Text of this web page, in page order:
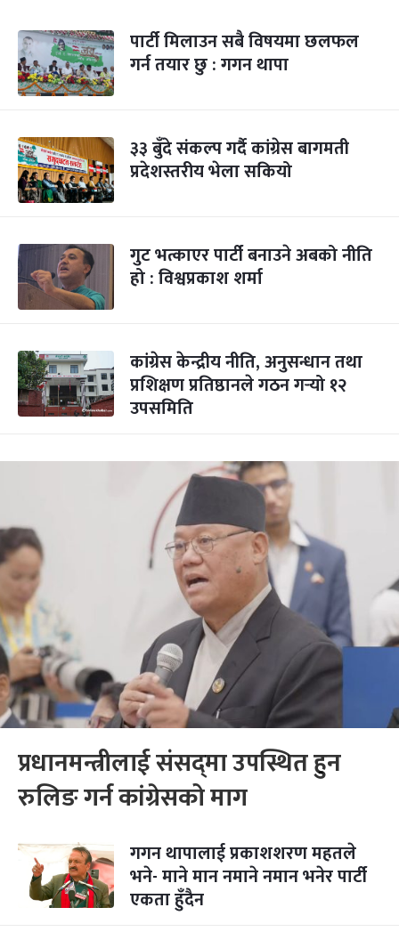
पार्टी मिलाउन सबै विषयमा छलफल
गर्न तयार छु : गगन थापा
३३ बुँदे संकल्प गर्दै कांग्रेस बागमती
प्रदेशस्तरीय भेला सकियो
गुट भत्काएर पार्टी बनाउने अबको नीति
हो : विश्वप्रकाश शर्मा
कांग्रेस केन्द्रीय नीति, अनुसन्धान तथा
प्रशिक्षण प्रतिष्ठानले गठन गर्‍यो १२
उपसमिति
प्रधानमन्त्रीलाई संसद्‌मा उपस्थित हुन
रुलिङ गर्न कांग्रेसको माग
गगन थापालाई प्रकाशशरण महतले
भने- माने मान नमाने नमान भनेर पार्टी
एकता हुँदैन